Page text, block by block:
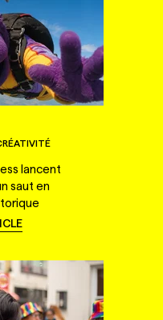
lancent
saut en